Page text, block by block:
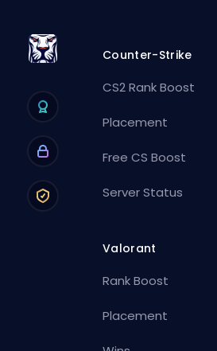
Counter-Strike
CS2 Rank Boost
Placement
Free CS Boost
Server Status
Valorant
Rank Boost
Placement